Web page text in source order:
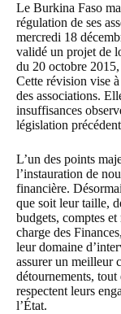
Le Burkina Faso
régulation de ses
mercredi 18
validé un projet de
du 20 octobre
Cette révision vise
des associations.
insuffisances
législation
L’un des points
l’instauration de
financière.
que soit leur taille,
budgets, comptes
charge des Finances
leur domaine
assurer un meilleur
détournements, tout
respectent leurs
l’État.